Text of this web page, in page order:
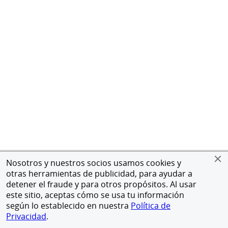
Nosotros y nuestros socios usamos cookies y
otras herramientas de publicidad, para ayudar a
detener el fraude y para otros propósitos. Al usar
este sitio, aceptas cómo se usa tu información
según lo establecido en nuestra Política de
Privacidad.